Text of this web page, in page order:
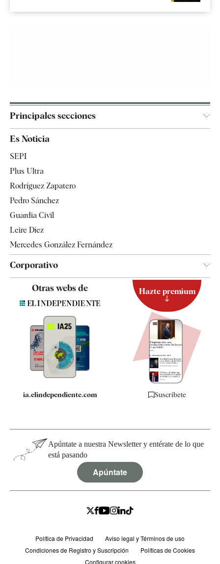
Principales secciones
España
Televisión
Es Noticia
SEPI
Plus Ultra
Rodríguez Zapatero
Pedro Sánchez
Guardia Civil
Leire Díez
Mercedes González Fernández
Corporativo
Contacto
Quiénes somos
Especificaciones
Otras webs de
ia.elindependiente.com
Hazte premium
Suscríbete
Apúntate a nuestra Newsletter y entérate de lo que
está pasando
Apúntate
Política de Privacidad
Aviso legal y Términos de uso
Condiciones de Registro y Suscripción
Políticas de Cookies
Configurar cookies